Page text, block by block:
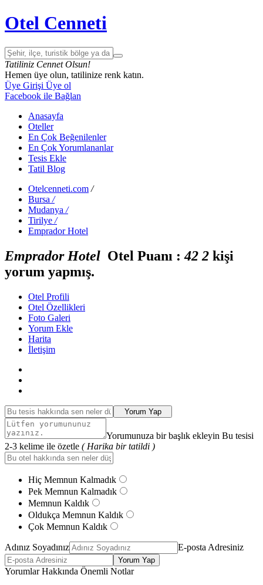
Otel Cenneti
Tatiliniz Cennet Olsun!
Hemen üye olun, tatilinize renk katın.
Üye Girişi Üye ol
Facebook ile Bağlan
Anasayfa
Oteller
En Çok Beğenilenler
En Çok Yorumlananlar
Tesis Ekle
Tatil Blog
Otelcenneti.com /
Bursa /
Mudanya /
Tirilye /
Emprador Hotel
Emprador Hotel Otel Puanı :42 2 kişi
yorum yapmış.
Otel Profili
Otel Özellikleri
Foto Galeri
Yorum Ekle
Harita
İletişim
Yorum Yap
Yorumunuza bir başlık ekleyin Bu tesisi
2-3 kelime ile özetle ( Harika bir tatildi )
Hiç Memnun Kalmadık
Pek Memnun Kalmadık
Memnun Kaldık
Oldukça Memnun Kaldık
Çok Memnun Kaldık
Adınız Soyadınız E-posta Adresiniz
Yorum Yap
Yorumlar Hakkında Önemli Notlar